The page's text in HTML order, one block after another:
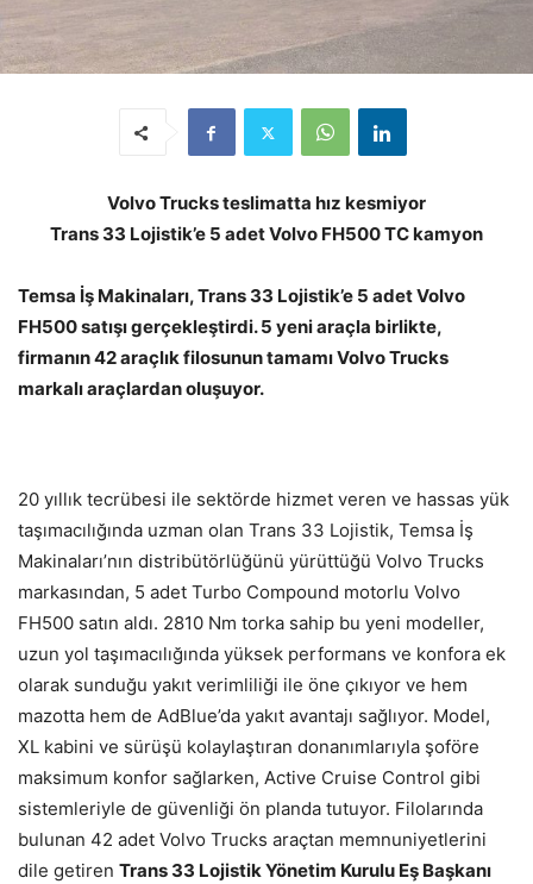
Volvo Trucks teslimatta hız kesmiyor
Trans 33 Lojistik’e 5 adet Volvo FH500 TC kamyon
Temsa İş Makinaları, Trans 33 Lojistik’e 5 adet Volvo
FH500 satışı gerçekleştirdi. 5 yeni araçla birlikte,
firmanın 42 araçlık filosunun tamamı Volvo Trucks
markalı araçlardan oluşuyor.
20 yıllık tecrübesi ile sektörde hizmet veren ve hassas yük
taşımacılığında uzman olan Trans 33 Lojistik, Temsa İş
Makinaları’nın distribütörlüğünü yürüttüğü Volvo Trucks
markasından, 5 adet Turbo Compound motorlu Volvo
FH500 satın aldı. 2810 Nm torka sahip bu yeni modeller,
uzun yol taşımacılığında yüksek performans ve konfora ek
olarak sunduğu yakıt verimliliği ile öne çıkıyor ve hem
mazotta hem de AdBlue’da yakıt avantajı sağlıyor. Model,
XL kabini ve sürüşü kolaylaştıran donanımlarıyla şoföre
maksimum konfor sağlarken, Active Cruise Control gibi
sistemleriyle de güvenliği ön planda tutuyor. Filolarında
bulunan 42 adet Volvo Trucks araçtan memnuniyetlerini
dile getiren Trans 33 Lojistik Yönetim Kurulu Eş Başkanı